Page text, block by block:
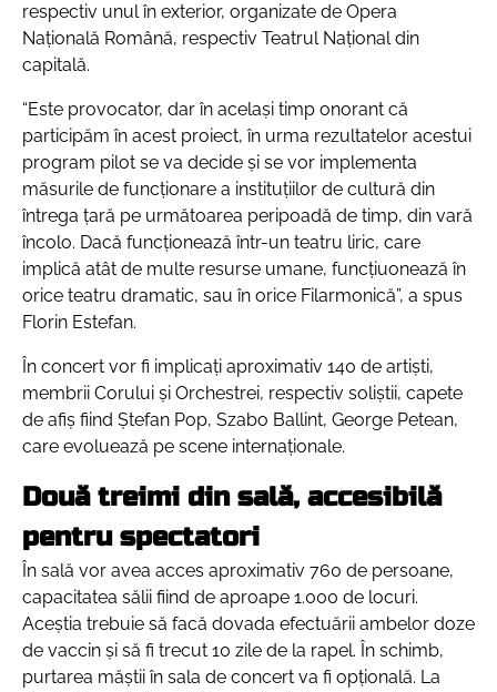
respectiv unul în exterior, organizate de Opera
Națională Română, respectiv Teatrul Național din
capitală.
“Este provocator, dar în același timp onorant că
participăm în acest proiect, în urma rezultatelor acestui
program pilot se va decide și se vor implementa
măsurile de funcționare a instituțiilor de cultură din
întrega țară pe următoarea peripoadă de timp, din vară
încolo. Dacă funcționează într-un teatru liric, care
implică atât de multe resurse umane, funcțiuonează în
orice teatru dramatic, sau în orice Filarmonică”, a spus
Florin Estefan.
În concert vor fi implicați aproximativ 140 de artiști,
membrii Corului și Orchestrei, respectiv soliștii, capete
de afiș fiind Ștefan Pop, Szabo Ballint, George Petean,
care evoluează pe scene internaționale.
Două treimi din sală, accesibilă
pentru spectatori
În sală vor avea acces aproximativ 760 de persoane,
capacitatea sălii fiind de aproape 1.000 de locuri.
Aceștia trebuie să facă dovada efectuării ambelor doze
de vaccin și să fi trecut 10 zile de la rapel. În schimb,
purtarea măștii în sala de concert va fi opțională. La